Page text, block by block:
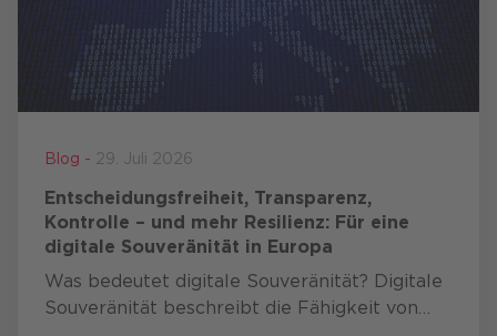
Blog - 29. Juli 2026
Entscheidungsfreiheit, Transparenz,
Kontrolle – und mehr Resilienz: Für eine
digitale Souveränität in Europa
Was bedeutet digitale Souveränität? Digitale
Souveränität beschreibt die Fähigkeit von